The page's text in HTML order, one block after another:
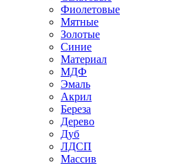
Фиолетовые
Мятные
Золотые
Синие
Материал
МДФ
Эмаль
Акрил
Береза
Дерево
Дуб
ЛДСП
Массив